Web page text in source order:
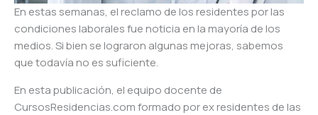
En estas semanas, el reclamo de los residentes por las
condiciones laborales fue noticia en la mayoría de los
medios. Si bien se lograron algunas mejoras, sabemos
que todavía no es suficiente.
En esta publicación, el equipo docente de
CursosResidencias.com formado por ex residentes de las